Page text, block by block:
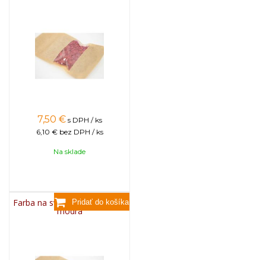
7,50 € s DPH / ks
6,10 € bez DPH / ks
Na sklade
Farba na sviečky, 25g - svetlo
modrá